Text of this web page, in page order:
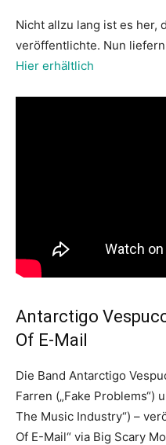
Nicht allzu lang ist es her,
veröffentlichte. Nun
Hier erhältlich
Antarctigo
Of E-Mail
Die Band Antarctigo
Farren („Fake Problems“)
The Music Industry“) –
Of E-Mail“ via Big Scary